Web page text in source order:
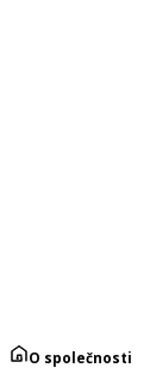
O společnosti